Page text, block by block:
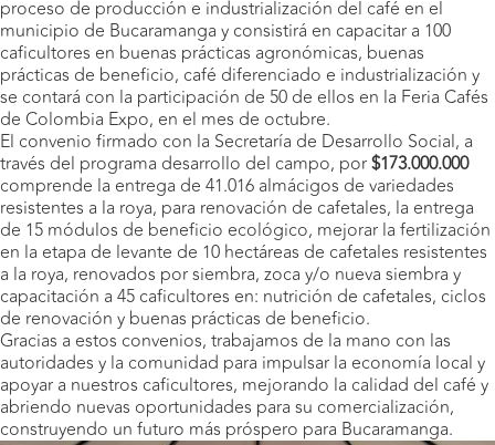
proceso de producción e industrialización del café en el
municipio de Bucaramanga y consistirá en capacitar a 100
caficultores en buenas prácticas agronómicas, buenas
prácticas de beneficio, café diferenciado e industrialización y
se contará con la participación de 50 de ellos en la Feria Cafés
de Colombia Expo, en el mes de octubre.
El convenio firmado con la Secretaría de Desarrollo Social, a
través del programa desarrollo del campo, por$173.000.000
comprende la entrega de 41.016 almácigos de variedades
resistentes a la roya, para renovación de cafetales, la entrega
de 15 módulos de beneficio ecológico, mejorar la fertilización
en la etapa de levante de 10 hectáreas de cafetales resistentes
a la roya, renovados por siembra, zoca y/o nueva siembra y
capacitación a 45 caficultores en: nutrición de cafetales, ciclos
de renovación y buenas prácticas de beneficio.
Gracias a estos convenios, trabajamos de la mano con las
autoridades y la comunidad para impulsar la economía local y
apoyar a nuestros caficultores, mejorando la calidad del café y
abriendo nuevas oportunidades para su comercialización,
construyendo un futuro más próspero para Bucaramanga.